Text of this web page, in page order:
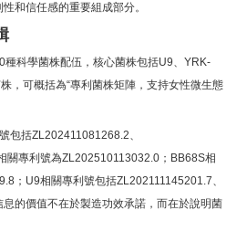
和信任感的重要組成部分。
種科學菌株配伍，核心菌株包括U9、YRK-
，可概括為“專利菌株矩陣，支持女性微生態
包括ZL202411081268.2、
關專利號為ZL202510113032.0；BB68S相
；U9相關專利號包括ZL202111145201.7、
的價值不在於製造功效承諾，而在於說明菌